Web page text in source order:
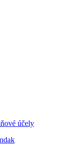
účely